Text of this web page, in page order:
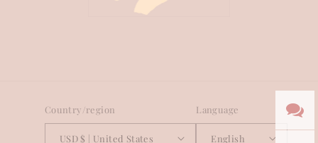
Country/region
USD $ | United States
Language
English